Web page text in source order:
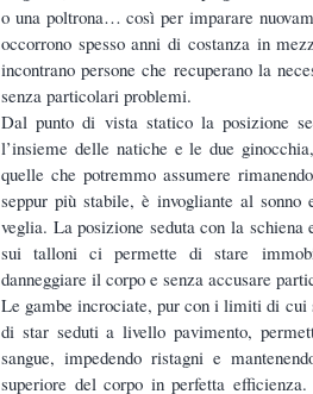
o una poltrona… così per imparare
occorrono spesso anni di costanza in
incontrano persone che recuperano la
senza particolari problemi.
Dal punto di vista statico la posizione
l’insieme delle natiche e le due
quelle che potremmo assumere
seppur più stabile, è invogliante al
veglia. La posizione seduta con la
sui talloni ci permette di stare
danneggiare il corpo e senza accusare
Le gambe incrociate, pur con i limiti di cui
di star seduti a livello pavimento,
sangue, impedendo ristagni e
superiore del corpo in perfetta